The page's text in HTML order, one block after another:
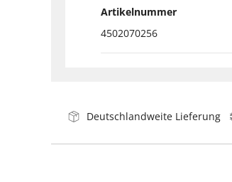
Artikelnummer
4502070256
Deutschlandweite Lieferung